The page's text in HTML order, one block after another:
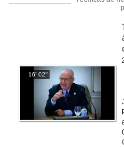
16' 02''